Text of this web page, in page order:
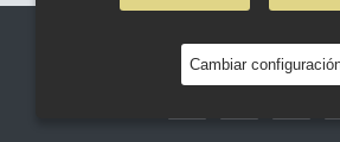
© 2026 Comercial
Cambiar